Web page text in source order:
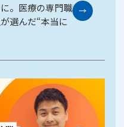
。医療の専門職
選んだ“本当に